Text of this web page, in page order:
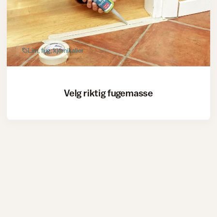
Lim, fug, kjemikalier
Velg riktig fugemasse